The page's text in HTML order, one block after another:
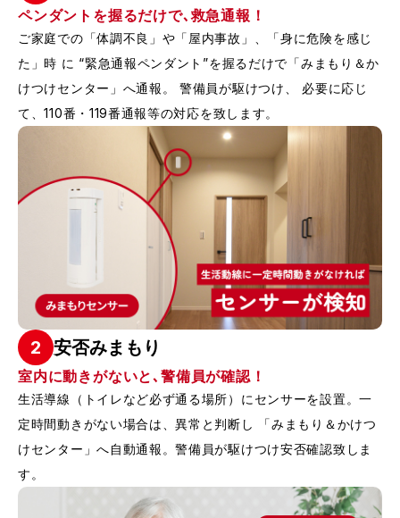
ペンダントを握るだけで､救急通報！
ご家庭での「体調不良」や「屋内事故」、「身に危険を感じ
た」時 に “緊急通報ペンダント”を握るだけで「みまもり＆か
けつけセンター」へ通報。 警備員が駆けつけ、 必要に応じ
て、110番・119番通報等の対応を致します。
2 安否みまもり
室内に動きがないと､警備員が確認！
生活導線（トイレなど必ず通る場所）にセンサーを設置。一
定時間動きがない場合は、異常と判断し 「みまもり＆かけつ
けセンター」へ自動通報。警備員が駆けつけ安否確認致しま
す。